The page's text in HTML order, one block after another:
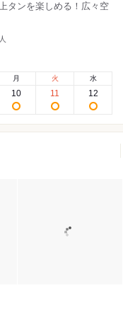
タンを楽しめる！広々空
人
月
10
火
11
水
12